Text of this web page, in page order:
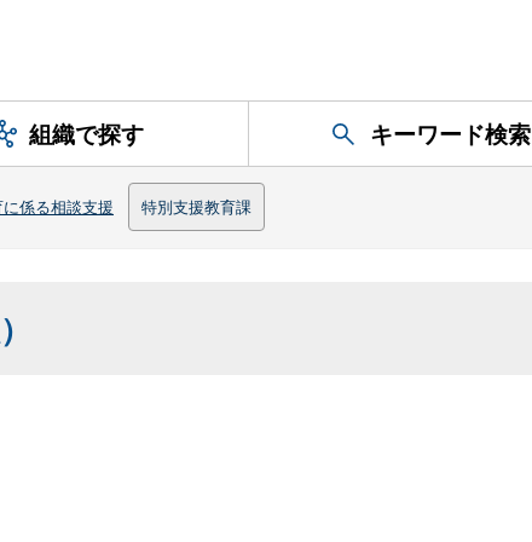
組織で探す キーワード検索
係る相談支援 特別支援教育課